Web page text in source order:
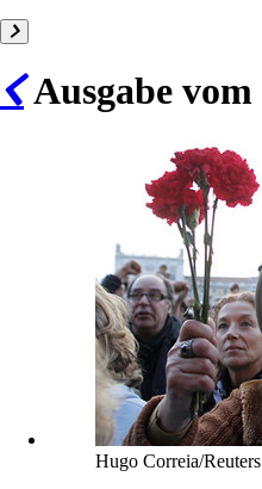
Ausgabe vom
Hugo Correia/Reuters